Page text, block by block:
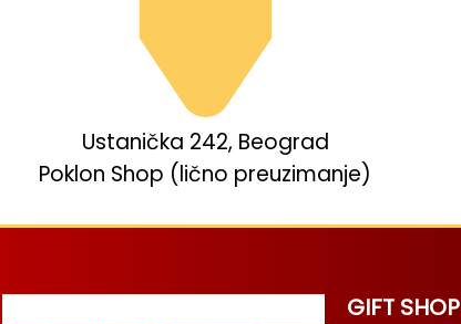
Ustanička 242, Beograd
Poklon Shop (lično preuzimanje)
GIFT SHOP